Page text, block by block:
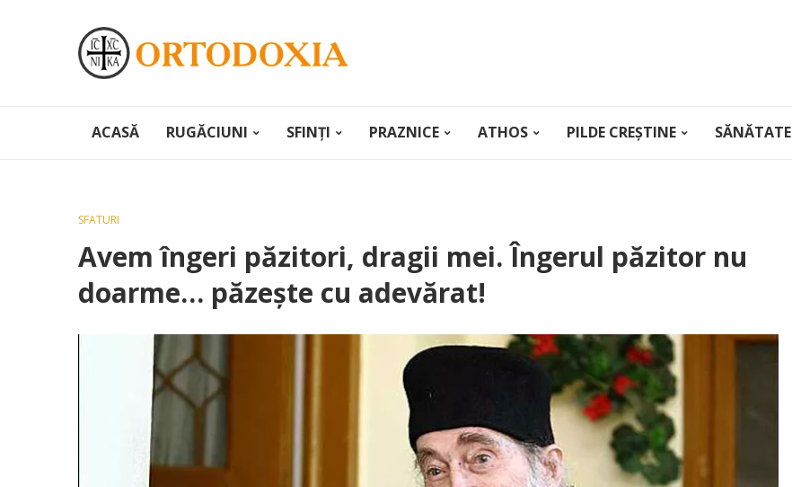
ACASĂ RUGĂCIUNI SFINȚI PRAZNICE ATHOS PILDE CREȘTINE SĂNĂTATE
SFATURI
Avem îngeri păzitori, dragii mei. Îngerul păzitor nu
doarme… păzeşte cu adevărat!